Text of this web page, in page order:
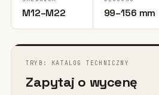
M12–M22 99–156 mm
TRYB: KATALOG TECHNICZNY
Zapytaj o wycenę